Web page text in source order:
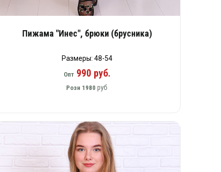
Пижама "Инес", брюки (брусника)
Размеры: 48-54
Опт990 руб.
Розн 1980 руб